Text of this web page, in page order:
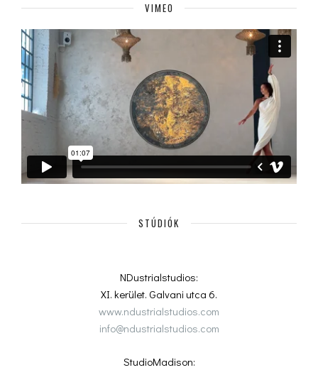
VIMEO
STÚDIÓK
NDustrialstudios:
XI. kerület. Galvani utca 6.
www.ndustrialstudios.com
info@ndustrialstudios.com
StudioMadison: